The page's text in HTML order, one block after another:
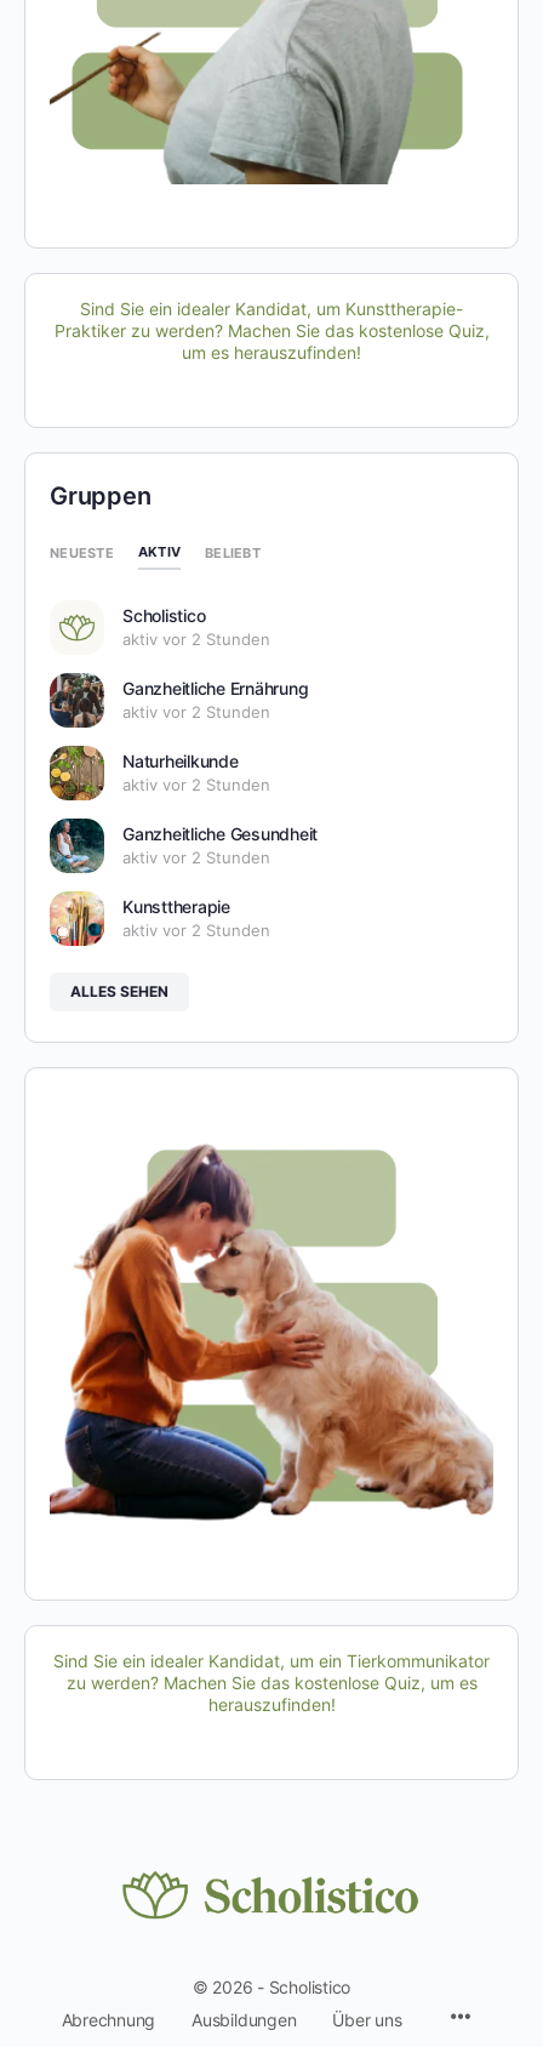
Sind Sie ein idealer Kandidat, um Kunsttherapie-
Praktiker zu werden? Machen Sie das kostenlose Quiz,
um es herauszufinden!
Gruppen
NEUESTE AKTIV BELIEBT
Scholistico
aktiv vor 2 Stunden
Ganzheitliche Ernährung
aktiv vor 2 Stunden
Naturheilkunde
aktiv vor 2 Stunden
Ganzheitliche Gesundheit
aktiv vor 2 Stunden
Kunsttherapie
aktiv vor 2 Stunden
ALLES SEHEN
Sind Sie ein idealer Kandidat, um ein Tierkommunikator
zu werden? Machen Sie das kostenlose Quiz, um es
herauszufinden!
© 2026 - Scholistico
Abrechnung
Ausbildungen Über uns